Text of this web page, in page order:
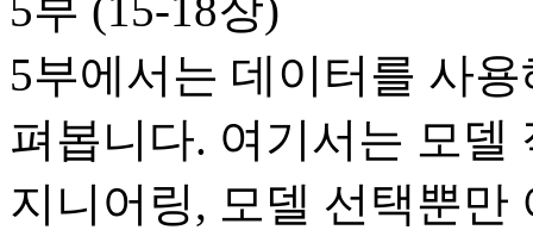
5부에서는 데이터를 사
펴봅니다. 여기서는 모델
지니어링, 모델 선택뿐만